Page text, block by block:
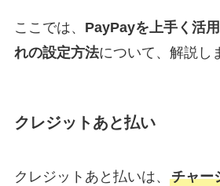
ここでは、 PayPayを上手く活
れの設定方法について、解説し
クレジットあと払い
クレジットあと払いは、 チャー